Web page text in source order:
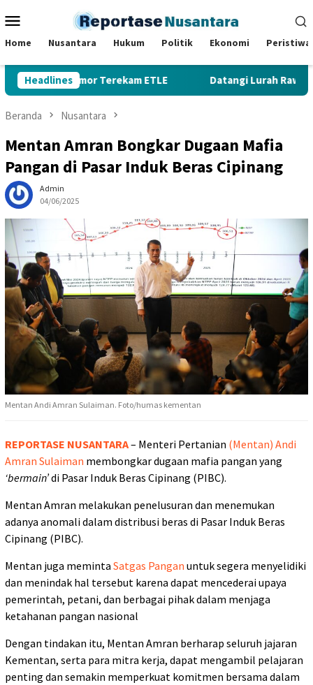
ke
Mobile
Home Nusantara Hukum Politik Ekonomi Peristiwa
Headlines
Nomor Terekam ETLE Datangi Lurah Rawasari,
Beranda Nusantara
Mentan Amran Bongkar Dugaan Mafia
Pangan di Pasar Induk Beras Cipinang
Admin
04/06/2025
Mentan Andi Amran Sulaiman. Foto/humas kementan
REPORTASE NUSANTARA– Menteri Pertanian (Mentan) Andi
Amran Sulaiman membongkar dugaan mafia pangan yang
‘bermain’di Pasar Induk Beras Cipinang (PIBC).
Mentan Amran melakukan penelusuran dan menemukan
adanya anomali dalam distribusi beras di Pasar Induk Beras
Cipinang (PIBC).
Mentan juga meminta Satgas Pangan untuk segera menyelidiki
dan menindak hal tersebut karena dapat mencederai upaya
pemerintah, petani, dan berbagai pihak dalam menjaga
ketahanan pangan nasional
Dengan tindakan itu, Mentan Amran berharap seluruh jajaran
Kementan, serta para mitra kerja, dapat mengambil pelajaran
penting dan semakin memperkuat komitmen bersama dalam